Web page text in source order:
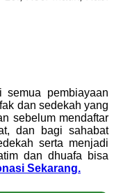
semua pembiayaan
dan sedekah yang
sebelum mendaftar
dan bagi sahabat
serta menjadi
dan dhuafa bisa
Sekarang.